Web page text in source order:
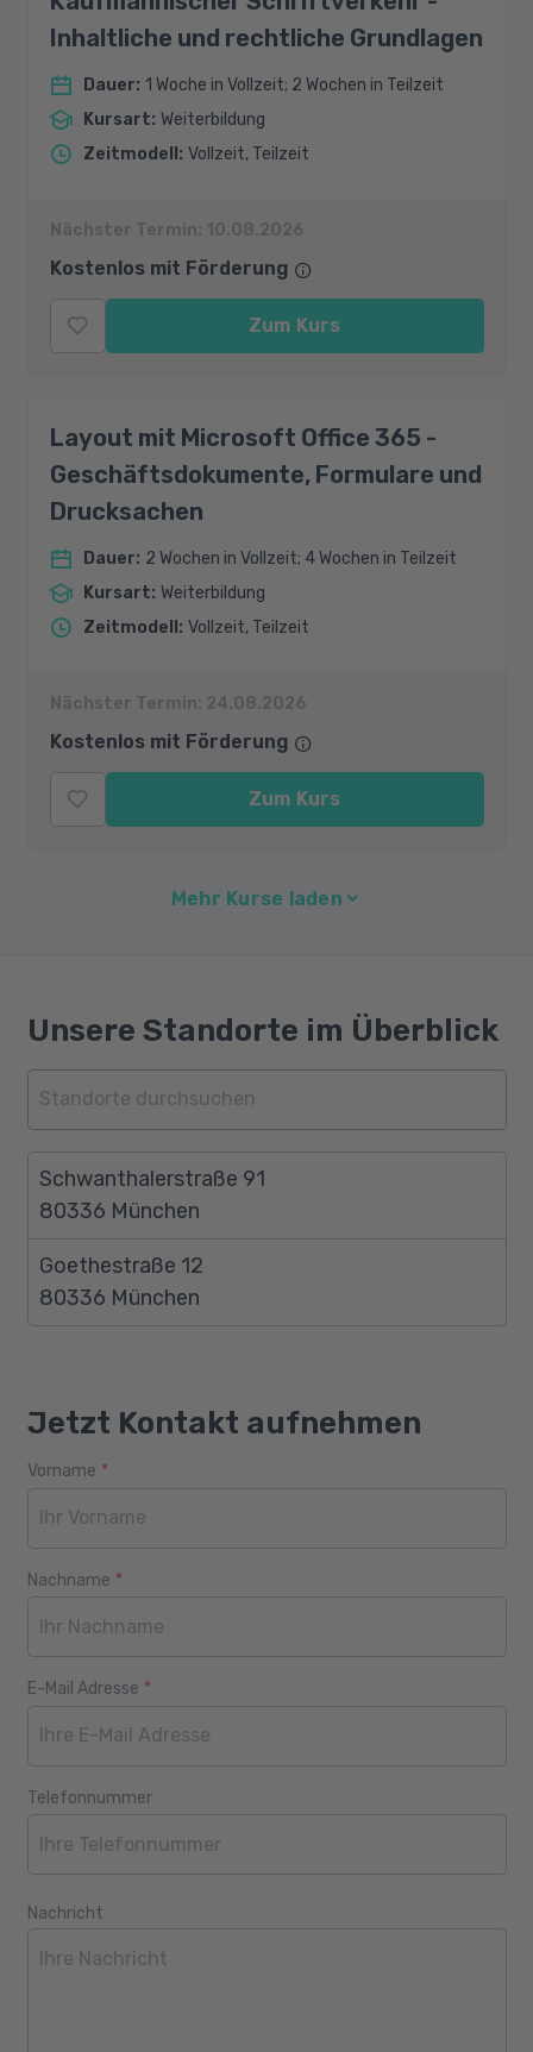
Inhaltliche und rechtliche Grundlagen
Dauer: 1 Woche in Vollzeit; 2 Wochen in Teilzeit
Kursart: Weiterbildung
Zeitmodell : Vollzeit, Teilzeit
Nächster Termin: 10.08.2026
Kostenlos mit Förderung
Zum Kurs
Layout mit Microsoft Office 365 -
Geschäftsdokumente, Formulare und
Drucksachen
Dauer: 2 Wochen in Vollzeit; 4 Wochen in Teilzeit
Kursart: Weiterbildung
Zeitmodell : Vollzeit, Teilzeit
Nächster Termin: 24.08.2026
Kostenlos mit Förderung
Zum Kurs
Mehr Kurse laden
Unsere Standorte im Überblick
Schwanthalerstraße 91
80336 München
Goethestraße 12
80336 München
Jetzt Kontakt aufnehmen
Webseite
Alter
Vorname *
Nachname *
E-Mail Adresse *
Telefonnummer
Nachricht